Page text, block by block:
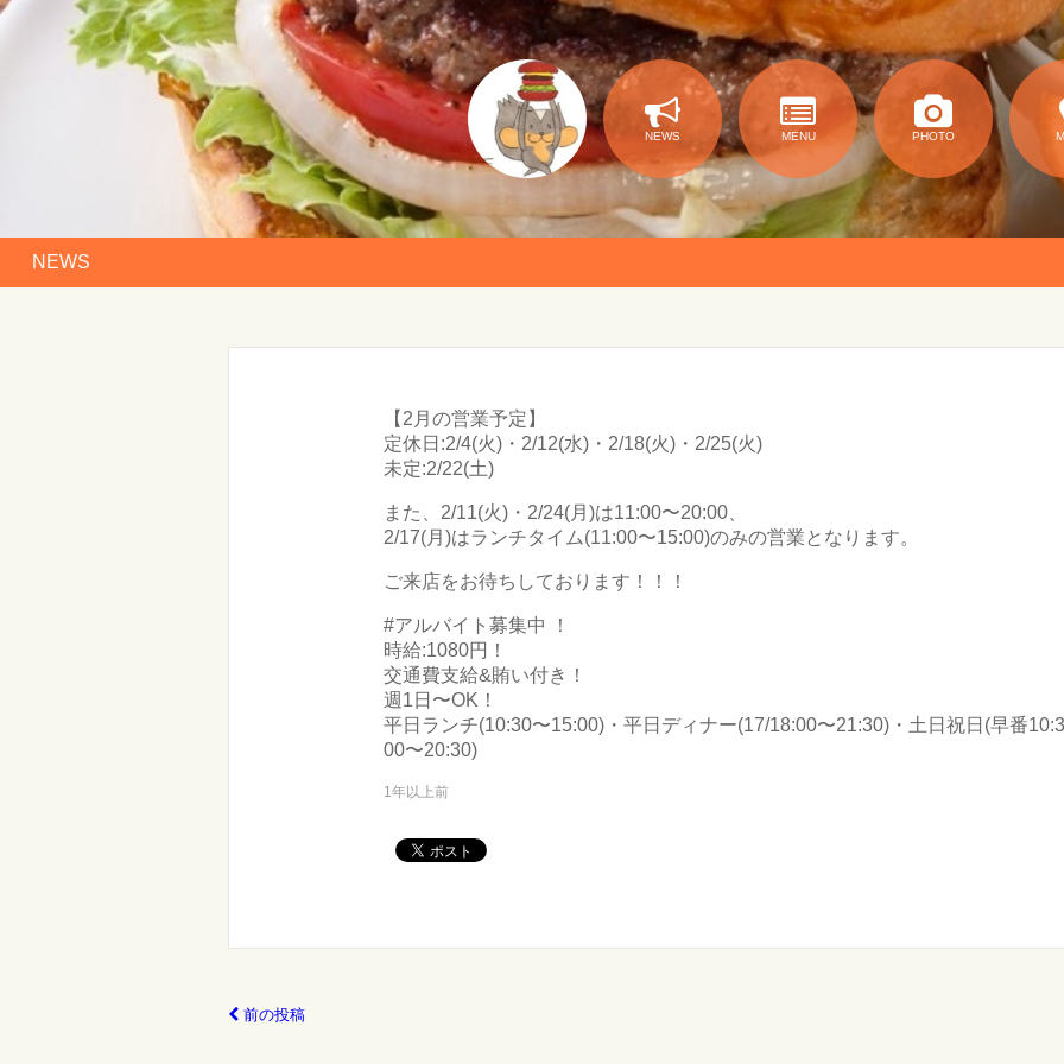
NEWS MENU PHOTO
NEWS
【2月の営業予定】
定休日:2/4(火)・2/12(水)・2/18(火)・2/25(火)
未定:2/22(土)
また、2/11(火)・2/24(月)は11:00〜20:00、
2/17(月)はランチタイム(11:00〜15:00)のみの営業となります。
ご来店をお待ちしております！！！
#アルバイト募集中 ！
時給:1080円！
交通費支給&賄い付き！
週1日〜OK！
平日ランチ(10:30〜15:00)・平日ディナー(17/18:00〜21:30)・土日祝日(早番
00〜20:30)
1年以上前
前の投稿